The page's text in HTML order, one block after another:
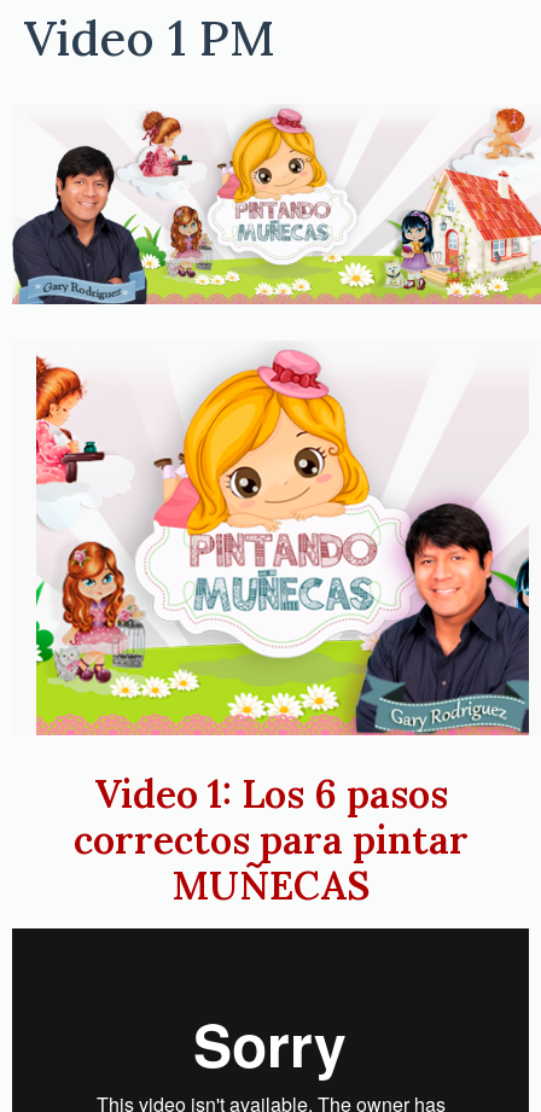
Video 1 PM
Video 1: Los 6 pasos
correctos para pintar
MUÑECAS